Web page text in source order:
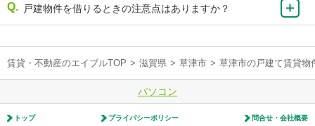
戸建物件を借りるときの注意点はありますか？
賃貸・不動産のエイブルTOP > 滋賀県 > 草津市 > 草津市の戸建て賃貸物
パソコン
トップ プライバシーポリシー 問合せ・会社概要